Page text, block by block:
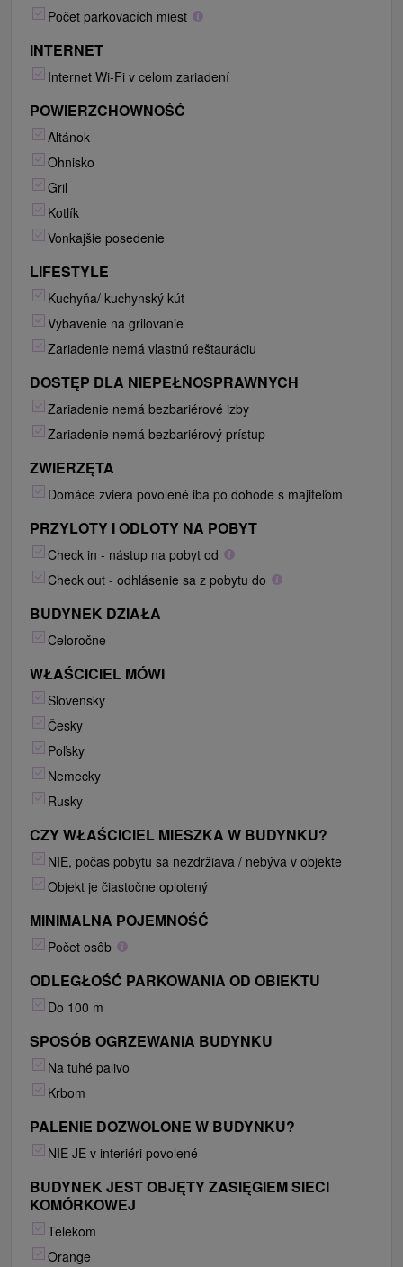
Počet parkovacích miest
INTERNET
Internet Wi-Fi v celom zariadení
POWIERZCHOWNOŚĆ
Altánok
Ohnisko
Gril
Kotlík
Vonkajšie posedenie
LIFESTYLE
Kuchyňa/ kuchynský kút
Vybavenie na grilovanie
Zariadenie nemá vlastnú reštauráciu
DOSTĘP DLA NIEPEŁNOSPRAWNYCH
Zariadenie nemá bezbariérové izby
Zariadenie nemá bezbariérový prístup
ZWIERZĘTA
Domáce zviera povolené iba po dohode s majiteľom
PRZYLOTY I ODLOTY NA POBYT
Check in - nástup na pobyt od
Check out - odhlásenie sa z pobytu do
BUDYNEK DZIAŁA
Celoročne
WŁAŚCICIEL MÓWI
Slovensky
Česky
Poľsky
Nemecky
Rusky
CZY WŁAŚCICIEL MIESZKA W BUDYNKU?
NIE, počas pobytu sa nezdržiava / nebýva v objekte
Objekt je čiastočne oplotený
MINIMALNA POJEMNOŚĆ
Počet osôb
ODLEGŁOŚĆ PARKOWANIA OD OBIEKTU
Do 100 m
SPOSÓB OGRZEWANIA BUDYNKU
Na tuhé palivo
Krbom
PALENIE DOZWOLONE W BUDYNKU?
NIE JE v interiéri povolené
BUDYNEK JEST OBJĘTY ZASIĘGIEM SIECI
KOMÓRKOWEJ
Telekom
Orange